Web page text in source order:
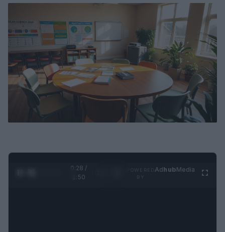
0:29 /
1:50
AdhubMedia